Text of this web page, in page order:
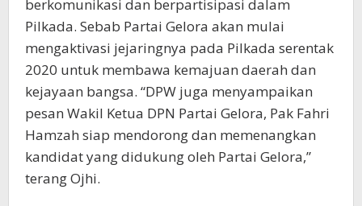
berkomunikasi dan berpartisipasi dalam
Pilkada. Sebab Partai Gelora akan mulai
mengaktivasi jejaringnya pada Pilkada serentak
2020 untuk membawa kemajuan daerah dan
kejayaan bangsa. “DPW juga menyampaikan
pesan Wakil Ketua DPN Partai Gelora, Pak Fahri
Hamzah siap mendorong dan memenangkan
kandidat yang didukung oleh Partai Gelora,”
terang Ojhi.